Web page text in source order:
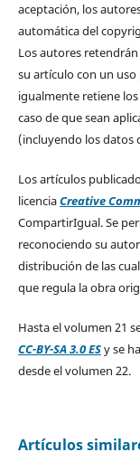
aceptación, los
automática del
Los autores
su artículo con un
igualmente retiene
caso de que sean
(incluyendo los datos
Los artículos
licenciaCreative
CompartirIgual. Se
reconociendo su
distribución de las
que regula la obra
Hasta el volumen 21
CC-BY-SA 3.0 ESy se
desde el volumen 22.
Artículos